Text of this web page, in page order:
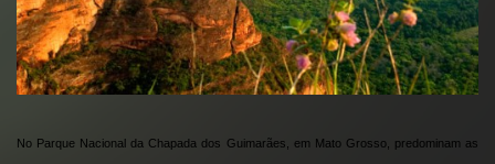
No Parque Nacional da Chapada dos Guimarães, em Mato Grosso, predominam as